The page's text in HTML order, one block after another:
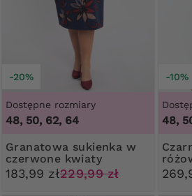
-20%
Dostępne rozmiary
48, 50, 62, 64
Granatowa sukienka w
czerwone kwiaty
183,99 zł229,99 zł
-10%
48,
Czarna sukienka w